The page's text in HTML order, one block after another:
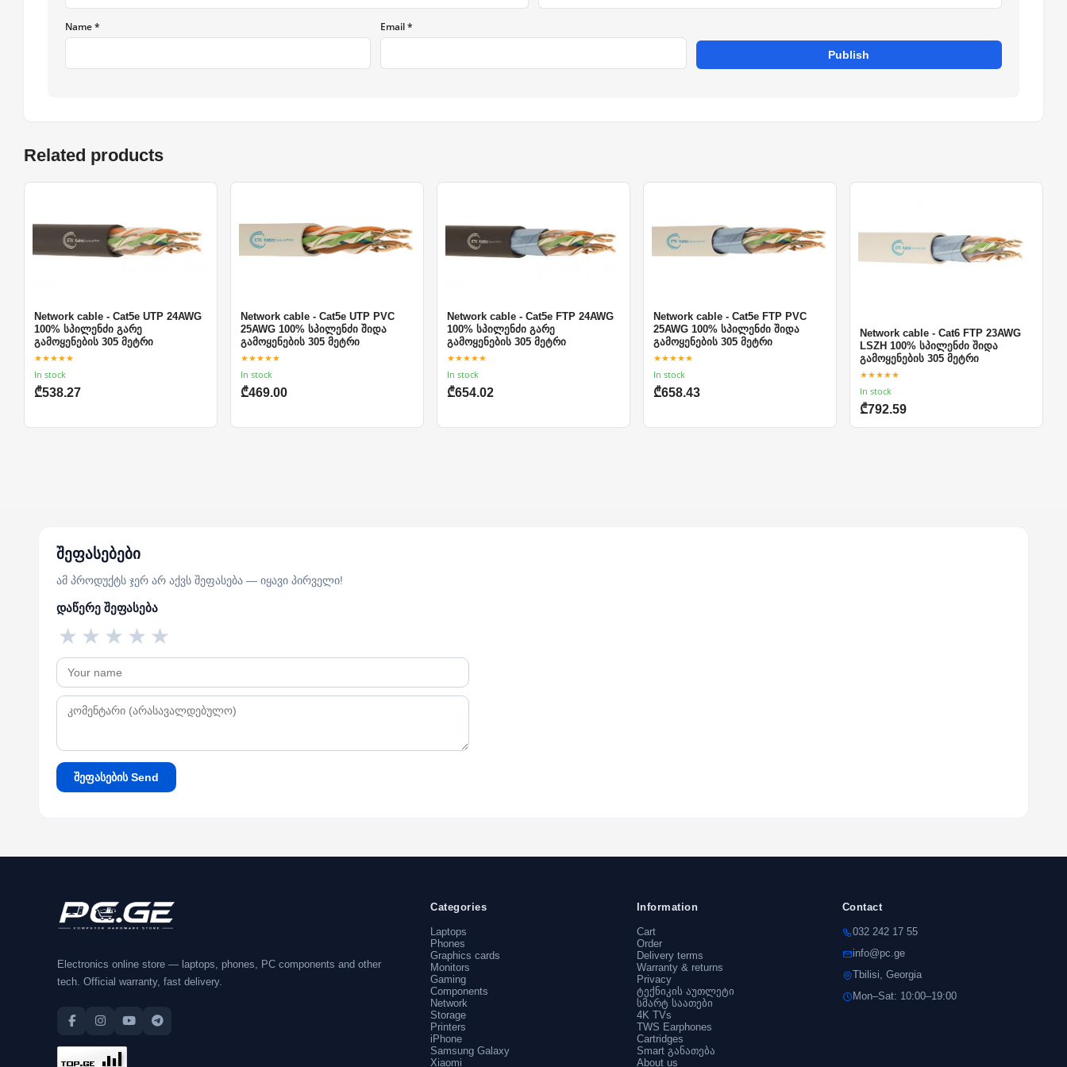
Name * Email *
Publish
Related products
Network cable - Cat5e UTP 24AWG
100% სპილენძი გარე
გამოყენების 305 მეტრი
★★★★★
In stock
₾538.27
Network cable - Cat5e UTP PVC
25AWG 100% სპილენძი შიდა
გამოყენების 305 მეტრი
★★★★★
In stock
₾469.00
Network cable - Cat5e FTP 24AWG
100% სპილენძი გარე
გამოყენების 305 მეტრი
★★★★★
In stock
₾654.02
Network cable - Cat5e FTP PVC
25AWG 100% სპილენძი შიდა
გამოყენების 305 მეტრი
★★★★★
In stock
₾658.43
Network cable - Cat6 FTP 23AWG
LSZH 100% სპილენძი შიდა
გამოყენების 305 მეტრი
★★★★★
In stock
₾792.59
შეფასებები
ამ პროდუქტს ჯერ არ აქვს შეფასება — იყავი პირველი!
დაწერე შეფასება
★
★
★
★
★
შეფასების Send
Electronics online store — laptops, phones, PC components and other
tech. Official warranty, fast delivery.
Categories
Laptops
Phones
Graphics cards
Monitors
Gaming
Components
Network
Storage
Printers
iPhone
Samsung Galaxy
Xiaomi
Information
Cart
Order
Delivery terms
Warranty & returns
Privacy
ტექნიკის აუთლეტი
სმარტ საათები
4K TVs
TWS Earphones
Cartridges
Smart განათება
About us
Contact
032 242 17 55
info@pc.ge
Tbilisi, Georgia
Mon–Sat: 10:00–19:00